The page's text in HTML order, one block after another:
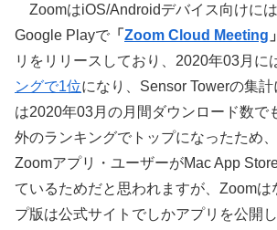
ZoomはiOS/Androidデバイス向けに
Google Playで 「 Zoom Cloud Meeting 」
リをリリースしており、2020年03月に
ングで1位になり、Sensor Towerの集
は2020年03月の月間ダウンロード数で
外のランキングでトップになったため
Zoomアプリ・ユーザーがMac App
ているためだと思われますが、Zoomは
プ版は公式サイトでしかアプリを公開